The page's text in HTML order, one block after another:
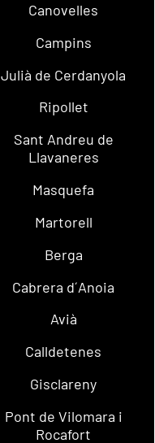
Canovelles
Campins
Julià de Cerdanyola
Ripollet
Sant Andreu de
Llavaneres
Masquefa
Martorell
Berga
Cabrera d´Anoia
Avià
Calldetenes
Gisclareny
Pont de Vilomara i
Rocafort